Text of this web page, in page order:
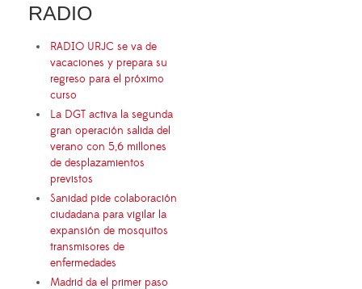
RADIO
RADIO URJC se va de
vacaciones y prepara su
regreso para el próximo
curso
La DGT activa la segunda
gran operación salida del
verano con 5,6 millones
de desplazamientos
previstos
Sanidad pide colaboración
ciudadana para vigilar la
expansión de mosquitos
transmisores de
enfermedades
Madrid da el primer paso